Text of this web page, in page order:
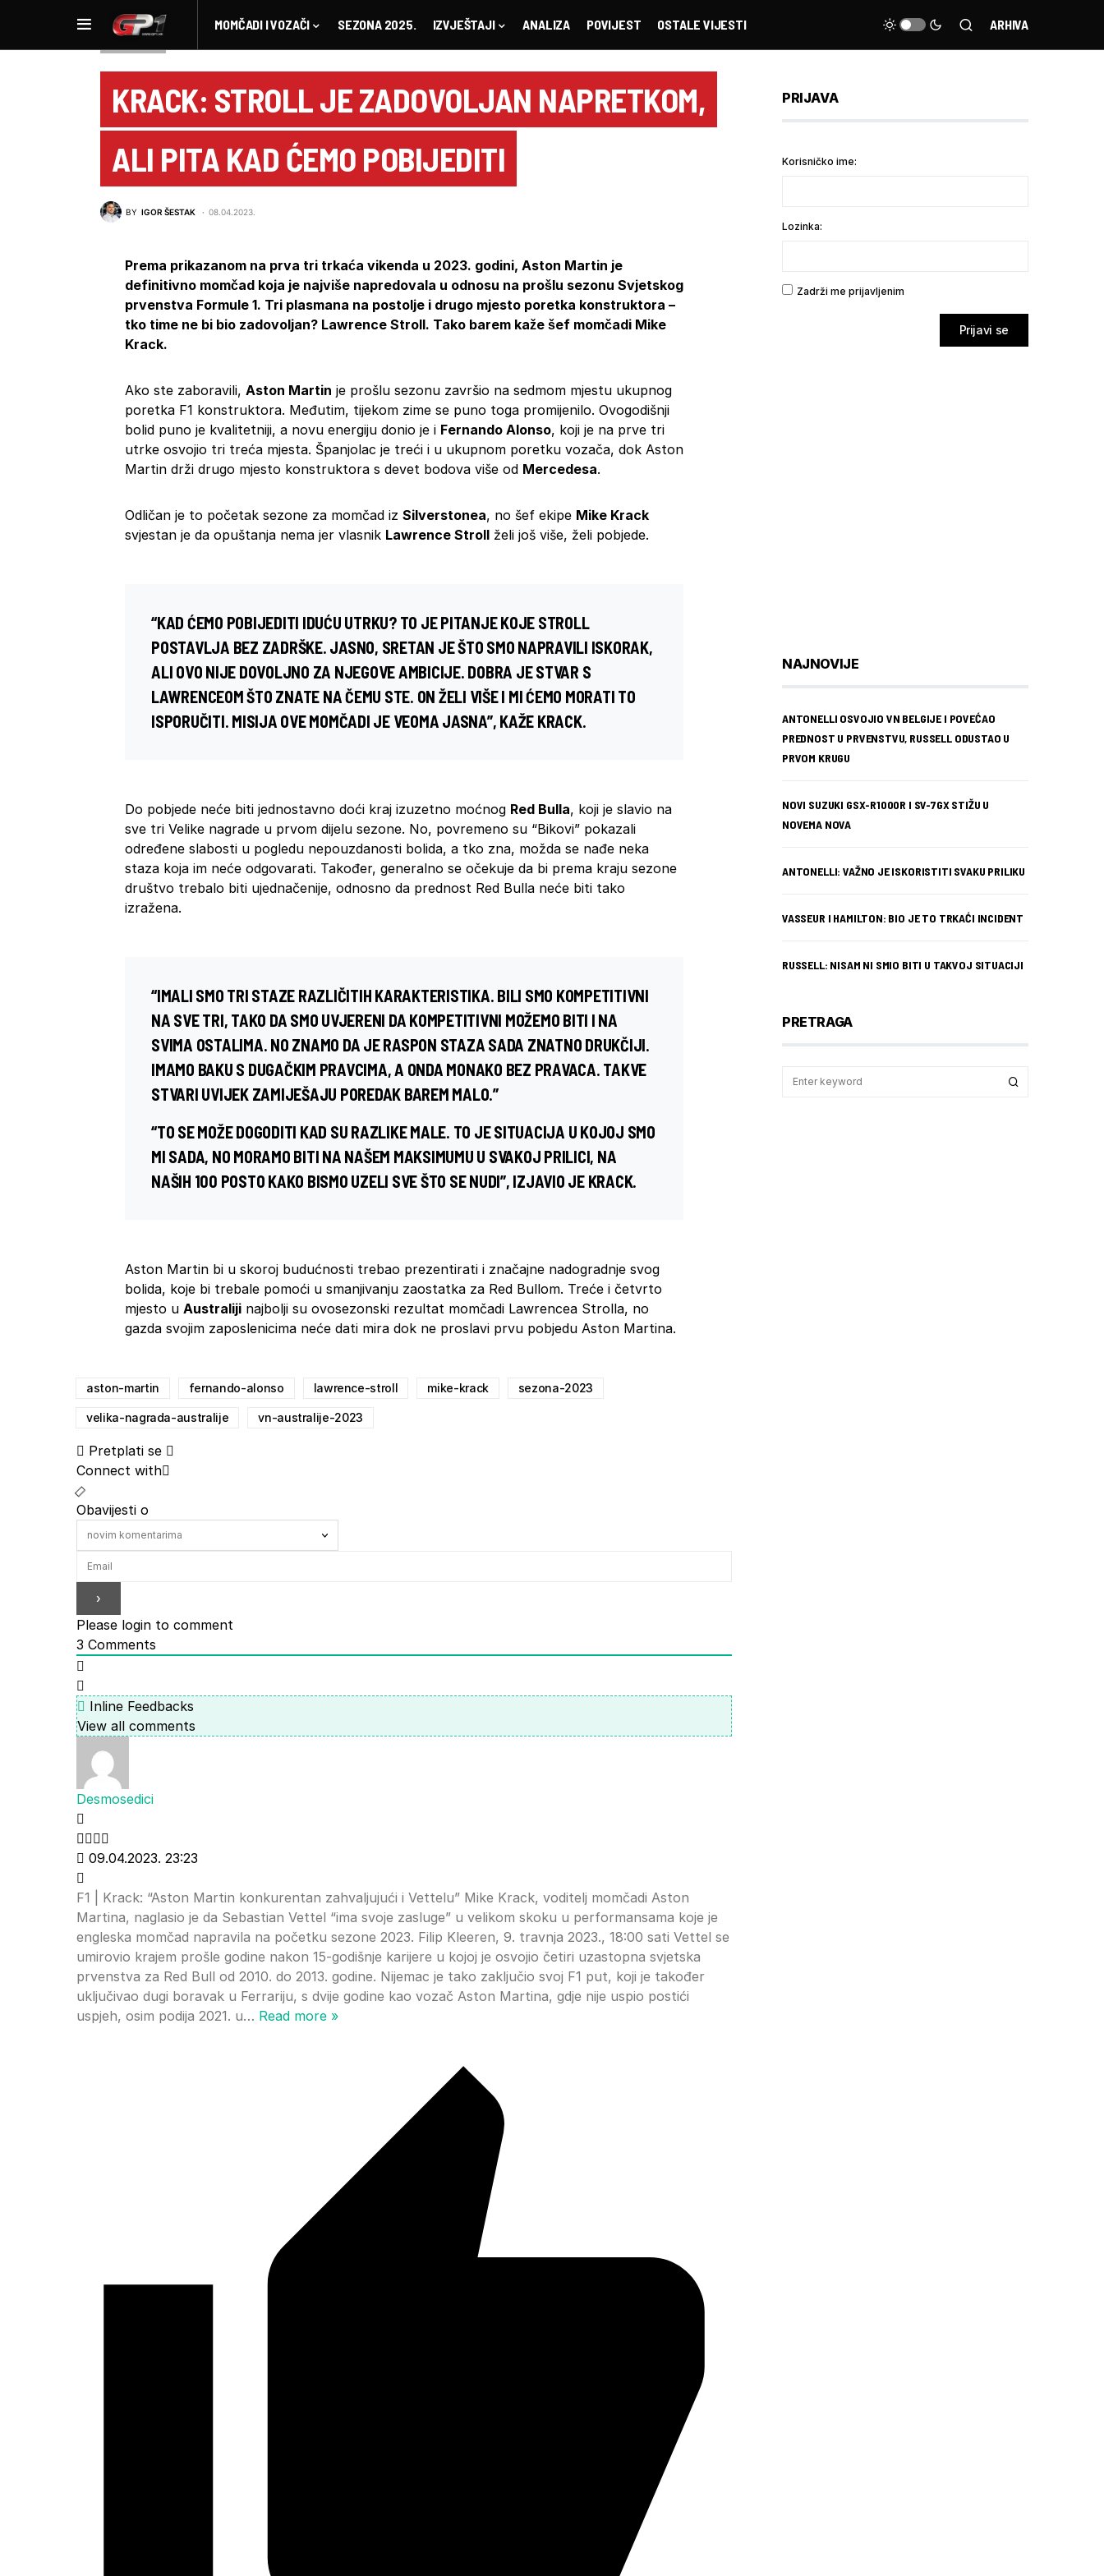
MOMČADI I VOZAČI SEZONA 2025. IZVJEŠTAJI ANALIZA POVIJEST OSTALE VIJESTI ARHIVA
KRACK: STROLL JE ZADOVOLJAN NAPRETKOM,
ALI PITA KAD ĆEMO POBIJEDITI
BY IGOR ŠESTAK 08.04.2023.
Prema prikazanom na prva tri trkaća vikenda u 2023. godini, Aston Martin je
definitivno momčad koja je najviše napredovala u odnosu na prošlu sezonu Svjetskog
prvenstva Formule 1. Tri plasmana na postolje i drugo mjesto poretka konstruktora –
tko time ne bi bio zadovoljan? Lawrence Stroll. Tako barem kaže šef momčadi Mike
Krack.
Ako ste zaboravili, Aston Martin je prošlu sezonu završio na sedmom mjestu ukupnog
poretka F1 konstruktora. Međutim, tijekom zime se puno toga promijenilo. Ovogodišnji
bolid puno je kvalitetniji, a novu energiju donio je i Fernando Alonso, koji je na prve tri
utrke osvojio tri treća mjesta. Španjolac je treći i u ukupnom poretku vozača, dok Aston
Martin drži drugo mjesto konstruktora s devet bodova više od Mercedesa.
Odličan je to početak sezone za momčad iz Silverstonea, no šef ekipe Mike Krack
svjestan je da opuštanja nema jer vlasnik Lawrence Stroll želi još više, želi pobjede.
“KAD ĆEMO POBIJEDITI IDUĆU UTRKU? TO JE PITANJE KOJE STROLL
POSTAVLJA BEZ ZADRŠKE. JASNO, SRETAN JE ŠTO SMO NAPRAVILI ISKORAK,
ALI OVO NIJE DOVOLJNO ZA NJEGOVE AMBICIJE. DOBRA JE STVAR S
LAWRENCEOM ŠTO ZNATE NA ČEMU STE. ON ŽELI VIŠE I MI ĆEMO MORATI TO
ISPORUČITI. MISIJA OVE MOMČADI JE VEOMA JASNA”, KAŽE KRACK.
Do pobjede neće biti jednostavno doći kraj izuzetno moćnog Red Bulla, koji je slavio na
sve tri Velike nagrade u prvom dijelu sezone. No, povremeno su “Bikovi” pokazali
određene slabosti u pogledu nepouzdanosti bolida, a tko zna, možda se nađe neka
staza koja im neće odgovarati. Također, generalno se očekuje da bi prema kraju sezone
društvo trebalo biti ujednačenije, odnosno da prednost Red Bulla neće biti tako
izražena.
“IMALI SMO TRI STAZE RAZLIČITIH KARAKTERISTIKA. BILI SMO KOMPETITIVNI
NA SVE TRI, TAKO DA SMO UVJERENI DA KOMPETITIVNI MOŽEMO BITI I NA
SVIMA OSTALIMA. NO ZNAMO DA JE RASPON STAZA SADA ZNATNO DRUKČIJI.
IMAMO BAKU S DUGAČKIM PRAVCIMA, A ONDA MONAKO BEZ PRAVACA. TAKVE
STVARI UVIJEK ZAMIJEŠAJU POREDAK BAREM MALO.”
“TO SE MOŽE DOGODITI KAD SU RAZLIKE MALE. TO JE SITUACIJA U KOJOJ SMO
MI SADA, NO MORAMO BITI NA NAŠEM MAKSIMUMU U SVAKOJ PRILICI, NA
NAŠIH 100 POSTO KAKO BISMO UZELI SVE ŠTO SE NUDI”, IZJAVIO JE KRACK.
Aston Martin bi u skoroj budućnosti trebao prezentirati i značajne nadogradnje svog
bolida, koje bi trebale pomoći u smanjivanju zaostatka za Red Bullom. Treće i četvrto
mjesto u Australiji najbolji su ovosezonski rezultat momčadi Lawrencea Strolla, no
gazda svojim zaposlenicima neće dati mira dok ne proslavi prvu pobjedu Aston Martina.
aston-martin fernando-alonso lawrence-stroll mike-krack sezona-2023
velika-nagrada-australije vn-australije-2023
Pretplati se
Connect with
Obavijesti o
Please login to comment
3 Comments
Inline Feedbacks
View all comments
Desmosedici
09.04.2023. 23:23
F1 | Krack: “Aston Martin konkurentan zahvaljujući i Vettelu” Mike Krack, voditelj momčadi Aston
Martina, naglasio je da Sebastian Vettel “ima svoje zasluge” u velikom skoku u performansama koje je
engleska momčad napravila na početku sezone 2023. Filip Kleeren, 9. travnja 2023., 18:00 sati Vettel se
umirovio krajem prošle godine nakon 15-godišnje karijere u kojoj je osvojio četiri uzastopna svjetska
prvenstva za Red Bull od 2010. do 2013. godine. Nijemac je tako zaključio svoj F1 put, koji je također
uključivao dugi boravak u Ferrariju, s dvije godine kao vozač Aston Martina, gdje nije uspio postići
uspjeh, osim podija 2021. u… Read more »
PRIJAVA
Korisničko ime:
Lozinka:
Zadrži me prijavljenim
Prijavi se
NAJNOVIJE
ANTONELLI OSVOJIO VN BELGIJE I POVEĆAO
PREDNOST U PRVENSTVU, RUSSELL ODUSTAO U
PRVOM KRUGU
NOVI SUZUKI GSX-R1000R I SV-7GX STIŽU U
NOVEMA NOVA
ANTONELLI: VAŽNO JE ISKORISTITI SVAKU PRILIKU
VASSEUR I HAMILTON: BIO JE TO TRKAĆI INCIDENT
RUSSELL: NISAM NI SMIO BITI U TAKVOJ SITUACIJI
PRETRAGA